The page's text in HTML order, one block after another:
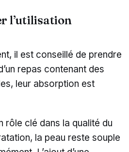
l’utilisation
il est conseillé de prendre
repas contenant des
leur absorption est
rôle clé dans la qualité du
la peau reste souple